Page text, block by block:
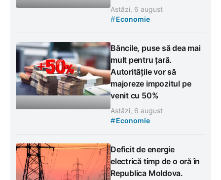
Astăzi, 6 august
#Economie
Băncile, puse să dea mai
mult pentru țară.
Autoritățile vor să
majoreze impozitul pe
venit cu 50%
Astăzi, 6 august
#Economie
Deficit de energie
electrică timp de o oră în
Republica Moldova.